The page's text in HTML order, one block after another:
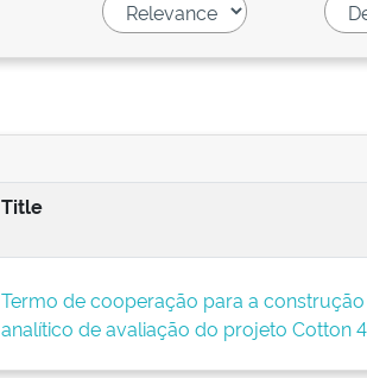
Title
Termo de cooperação para a
analítico de avaliação do projeto Cotton 4